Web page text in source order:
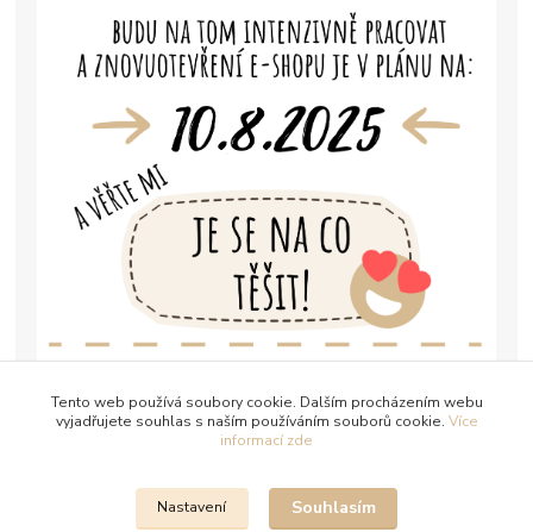
Tento web používá soubory cookie. Dalším procházením webu
vyjadřujete souhlas s naším používáním souborů cookie. Více
informací zde
Nastavení Souhlasím